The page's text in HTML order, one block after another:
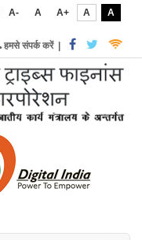
A- A A+ A
A
हमसे संपर्क करें|